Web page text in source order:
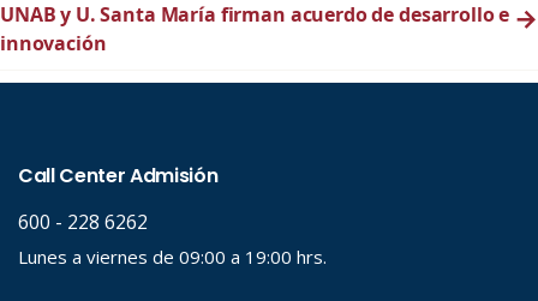
UNAB y U. Santa María firman acuerdo de desarrollo e
innovación
→